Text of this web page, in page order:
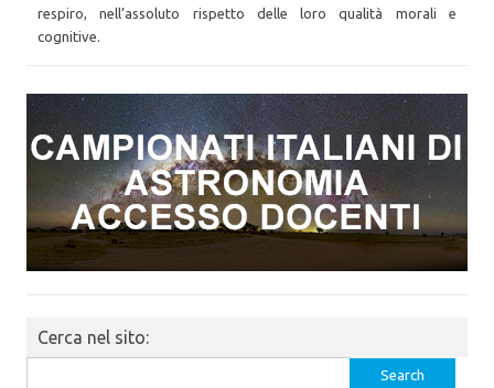
respiro, nell’assoluto rispetto delle loro qualità morali e
cognitive.
Cerca nel sito: